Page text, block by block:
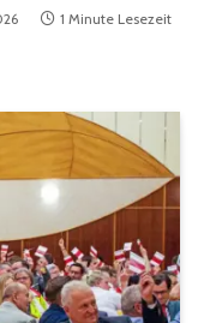
1 Minute Lesezeit